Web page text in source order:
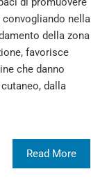
nella
della zona
favorisce
che danno
dalla
Read More